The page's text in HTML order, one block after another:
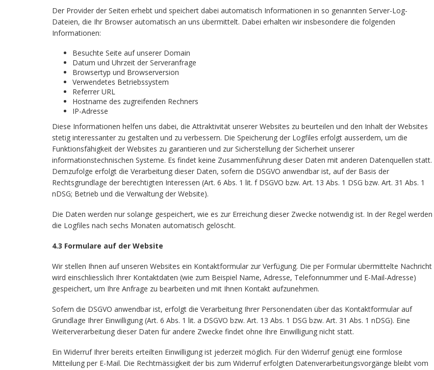
Der Provider der Seiten erhebt und speichert dabei automatisch Informationen in so genannten Server-Log-
Dateien, die Ihr Browser automatisch an uns übermittelt. Dabei erhalten wir insbesondere die folgenden
Informationen:
Besuchte Seite auf unserer Domain
Datum und Uhrzeit der Serveranfrage
Browsertyp und Browserversion
Verwendetes Betriebssystem
Referrer URL
Hostname des zugreifenden Rechners
IP-Adresse
Diese Informationen helfen uns dabei, die Attraktivität unserer Websites zu beurteilen und den Inhalt der Websites
stetig interessanter zu gestalten und zu verbessern. Die Speicherung der Logfiles erfolgt ausserdem, um die
Funktionsfähigkeit der Websites zu garantieren und zur Sicherstellung der Sicherheit unserer
informationstechnischen Systeme. Es findet keine Zusammenführung dieser Daten mit anderen Datenquellen statt.
Demzufolge erfolgt die Verarbeitung dieser Daten, sofern die DSGVO anwendbar ist, auf der Basis der
Rechtsgrundlage der berechtigten Interessen (Art. 6 Abs. 1 lit. f DSGVO bzw. Art. 13 Abs. 1 DSG bzw. Art. 31 Abs. 1
nDSG; Betrieb und die Verwaltung der Website).
Die Daten werden nur solange gespeichert, wie es zur Erreichung dieser Zwecke notwendig ist. In der Regel werden
die Logfiles nach sechs Monaten automatisch gelöscht.
4.3 Formulare auf der Website
Wir stellen Ihnen auf unseren Websites ein Kontaktformular zur Verfügung. Die per Formular übermittelte Nachricht
wird einschliesslich Ihrer Kontaktdaten (wie zum Beispiel Name, Adresse, Telefonnummer und E-Mail-Adresse)
gespeichert, um Ihre Anfrage zu bearbeiten und mit Ihnen Kontakt aufzunehmen.
Sofern die DSGVO anwendbar ist, erfolgt die Verarbeitung Ihrer Personendaten über das Kontaktformular auf
Grundlage Ihrer Einwilligung (Art. 6 Abs. 1 lit. a DSGVO bzw. Art. 13 Abs. 1 DSG bzw. Art. 31 Abs. 1 nDSG). Eine
Weiterverarbeitung dieser Daten für andere Zwecke findet ohne Ihre Einwilligung nicht statt.
Ein Widerruf Ihrer bereits erteilten Einwilligung ist jederzeit möglich. Für den Widerruf genügt eine formlose
Mitteilung per E-Mail. Die Rechtmässigkeit der bis zum Widerruf erfolgten Datenverarbeitungsvorgänge bleibt vom